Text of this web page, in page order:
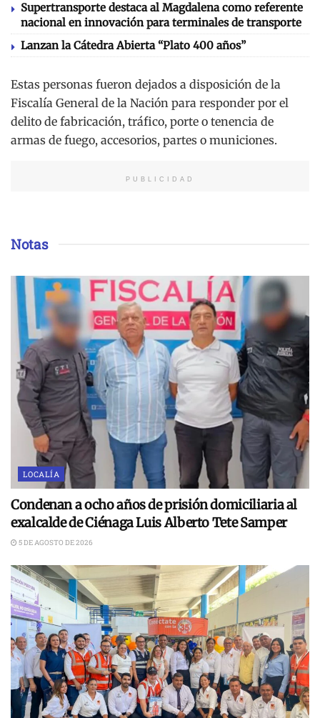
Supertransporte destaca al Magdalena como referente
nacional en innovación para terminales de transporte
Lanzan la Cátedra Abierta “Plato 400 años”
Estas personas fueron dejados a disposición de la
Fiscalía General de la Nación para responder por el
delito de fabricación, tráfico, porte o tenencia de
armas de fuego, accesorios, partes o municiones.
PUBLICIDAD
Notas
LOCALÍA
Condenan a ocho años de prisión domiciliaria al
exalcalde de Ciénaga Luis Alberto Tete Samper
5 DE AGOSTO DE 2026